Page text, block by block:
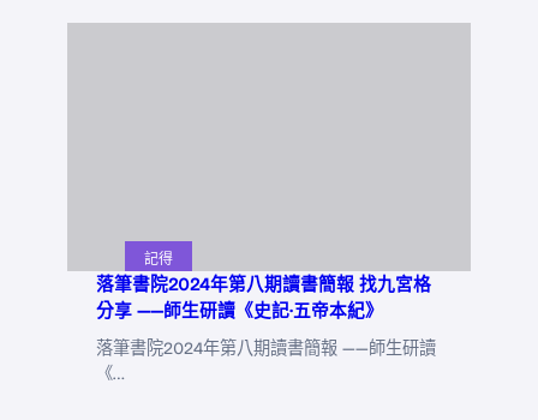
記得
落筆書院2024年第八期讀書簡報 找九宮格
分享 ——師生研讀《史記·五帝本紀》
落筆書院2024年第八期讀書簡報 ——師生研讀
《…